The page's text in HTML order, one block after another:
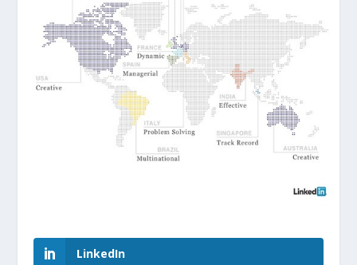
LinkedIn